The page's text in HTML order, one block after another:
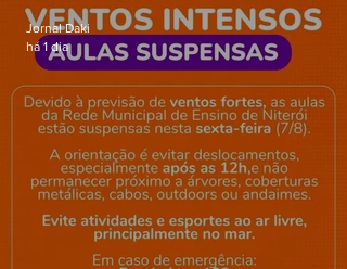
Jornal Daki
há 1 dia